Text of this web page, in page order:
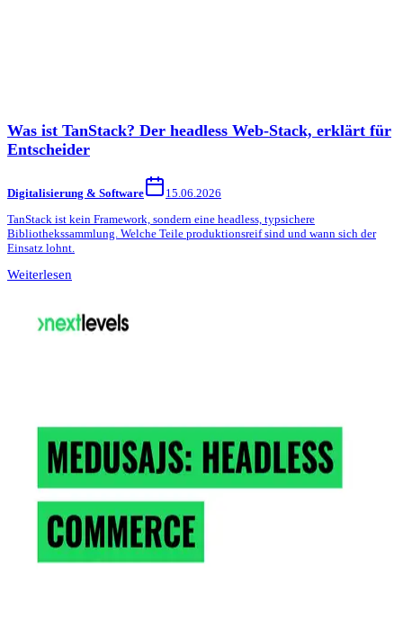
Was ist TanStack? Der headless Web-Stack, erklärt für
Entscheider
Digitalisierung & Software
15.06.2026
TanStack ist kein Framework, sondern eine headless, typsichere
Bibliothekssammlung. Welche Teile produktionsreif sind und wann sich der
Einsatz lohnt.
Weiterlesen